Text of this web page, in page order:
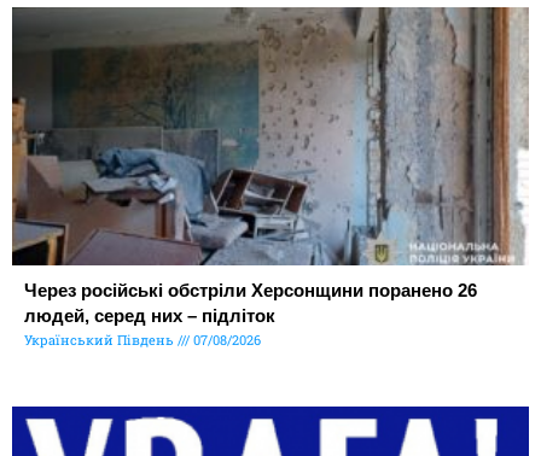
Через російські обстріли Херсонщини поранено 26
людей, серед них – підліток
Український Південь 07/08/2026